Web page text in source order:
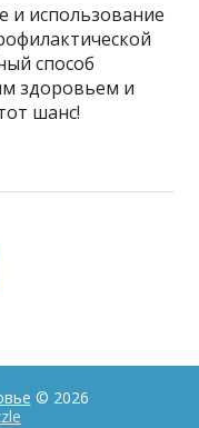
и использование
способ
здоровьем и
шанс!
© 2026